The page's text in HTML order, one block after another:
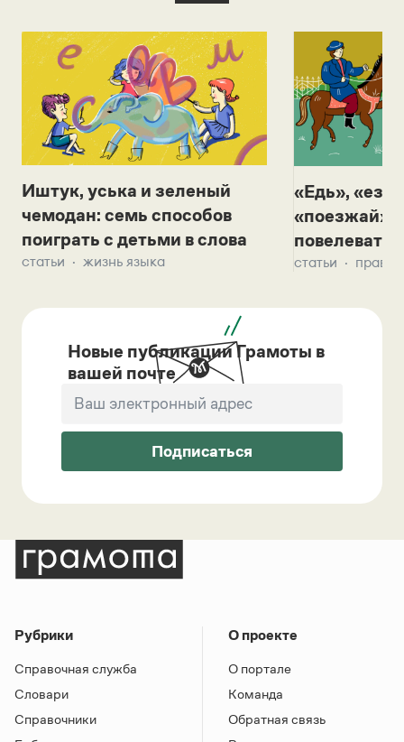
Иштук, уська и зеленый
чемодан: семь способов
поиграть с детьми в слова
статьи жизнь языка
«Едь»,
«поезжай»?
повелевать
статьи
Новые публикации Грамоты в
вашей почте
Подписаться
Рубрики
Справочная служба
Словари
Справочники
О проекте
О портале
Команда
Обратная связь